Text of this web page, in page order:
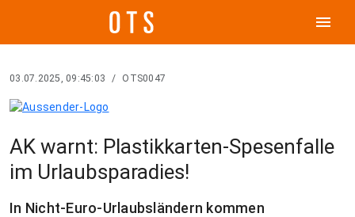
menu
03.07.2025, 09:45:03 / OTS0047
AK warnt: Plastikkarten-Spesenfalle
im Urlaubsparadies!
In Nicht-Euro-Urlaubsländern kommen